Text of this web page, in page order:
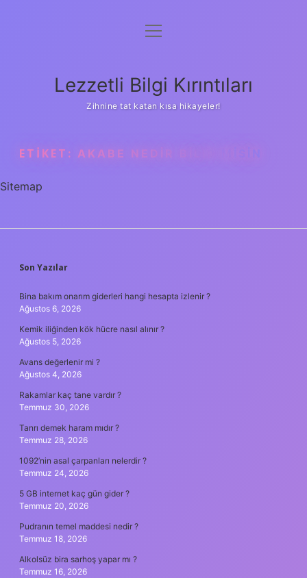
Anasayfa
Yasal Uyarı
menüyü
Lezzetli Bilgi Kırıntıları
Zihnine tat katan kısa hikayeler!
ETIKET: AKABE NEDIR BILIR MISIN
Sitemap
SIDEBAR
Son Yazılar
Bina bakım onarım giderleri hangi hesapta izlenir ?
Ağustos 6, 2026
Kemik iliğinden kök hücre nasıl alınır ?
Ağustos 5, 2026
Avans değerlenir mi ?
Ağustos 4, 2026
Rakamlar kaç tane vardır ?
Temmuz 30, 2026
Tanrı demek haram mıdır ?
Temmuz 28, 2026
1092’nin asal çarpanları nelerdir ?
Temmuz 24, 2026
5 GB internet kaç gün gider ?
Temmuz 20, 2026
Pudranın temel maddesi nedir ?
Temmuz 18, 2026
Alkolsüz bira sarhoş yapar mı ?
Temmuz 16, 2026